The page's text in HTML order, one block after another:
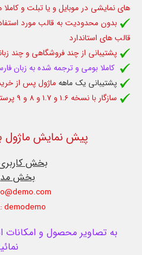
های نمایشی در موبایل و یا تبلت و
بدون محدودیت به قالب مورد
قالب های استاندارد
پشتیبانی از چند فروشگاهی و چند
کاملا بومی و ترجمه شده به زبان
پشتیبانی یک ماههماژول پس از
سازگار با نسخه 1.6 و 1.7 و 8 و 9 پرستاشاپ
پیش نمایش ماژول
بخش
بخش
demodemo
به تصاویر محصول و امکانات